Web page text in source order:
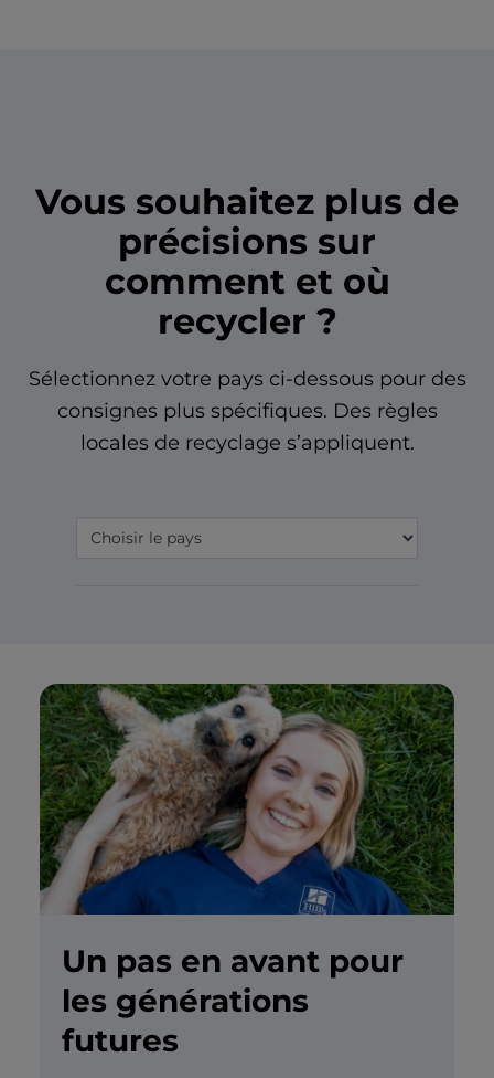
Vous souhaitez plus de
précisions sur
comment et où
recycler ?
Sélectionnez votre pays ci-dessous pour des
consignes plus spécifiques. Des règles
locales de recyclage s’appliquent.
Un pas en avant pour
les générations
futures